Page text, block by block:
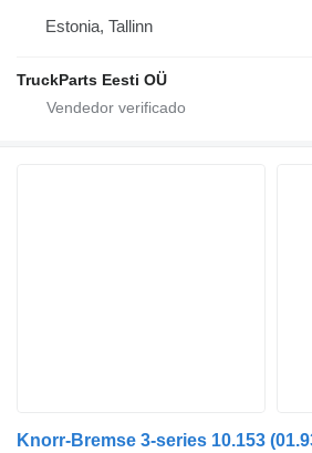
Estonia, Tallinn
TruckParts Eesti OÜ